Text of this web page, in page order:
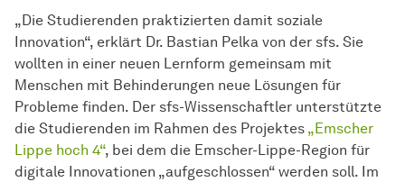
„Die Studierenden praktizierten damit soziale
Innovation“, erklärt Dr. Bastian Pelka von der sfs. Sie
wollten in einer neuen Lernform gemeinsam mit
Menschen mit Behinderungen neue Lösungen für
Probleme finden. Der sfs-Wissenschaftler unterstützte
die Studierenden im Rahmen des Projektes „Emscher
Lippe hoch 4“, bei dem die Emscher-Lippe-Region für
digitale Innovationen „aufgeschlossen“ werden soll. Im